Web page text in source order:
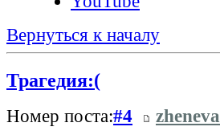
Вернуться к началу
Трагедия:(
Номер поста:#4 zheneva